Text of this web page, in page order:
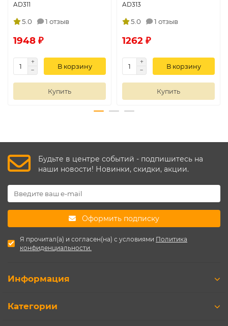
AD311
5.0 1 отзыв
1948 ₽
В корзину
Купить
AD313
5.0 1 отзыв
1262 ₽
В корзину
Купить
Будьте в центре событий - подпишитесь на
наши новости! Новинки, скидки, акции.
Оформить подписку
Я прочитал(а) и согласен(на) с условиями Политика
конфиденциальности.
Информация
Категории